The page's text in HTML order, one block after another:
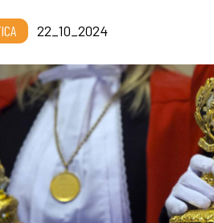
22_10_2024